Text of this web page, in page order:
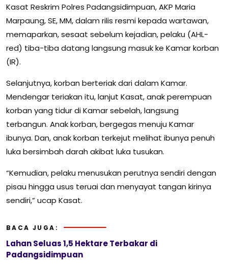
Kasat Reskrim Polres Padangsidimpuan, AKP Maria
Marpaung, SE, MM, dalam rilis resmi kepada wartawan,
memaparkan, sesaat sebelum kejadian, pelaku (AHL-
red) tiba-tiba datang langsung masuk ke Kamar korban
(IR).
Selanjutnya, korban berteriak dari dalam Kamar.
Mendengar teriakan itu, lanjut Kasat, anak perempuan
korban yang tidur di Kamar sebelah, langsung
terbangun. Anak korban, bergegas menuju Kamar
ibunya. Dan, anak korban terkejut melihat ibunya penuh
luka bersimbah darah akibat luka tusukan.
“Kemudian, pelaku menusukan perutnya sendiri dengan
pisau hingga usus teruai dan menyayat tangan kirinya
sendiri,” ucap Kasat.
BACA JUGA:
Lahan Seluas 1,5 Hektare Terbakar di
Padangsidimpuan